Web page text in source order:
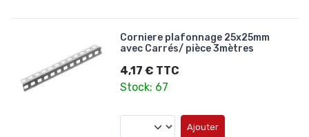
Corniere plafonnage 25x25mm
avec Carrés/ pièce 3mètres
4,17 € TTC
Stock: 67
Ajouter